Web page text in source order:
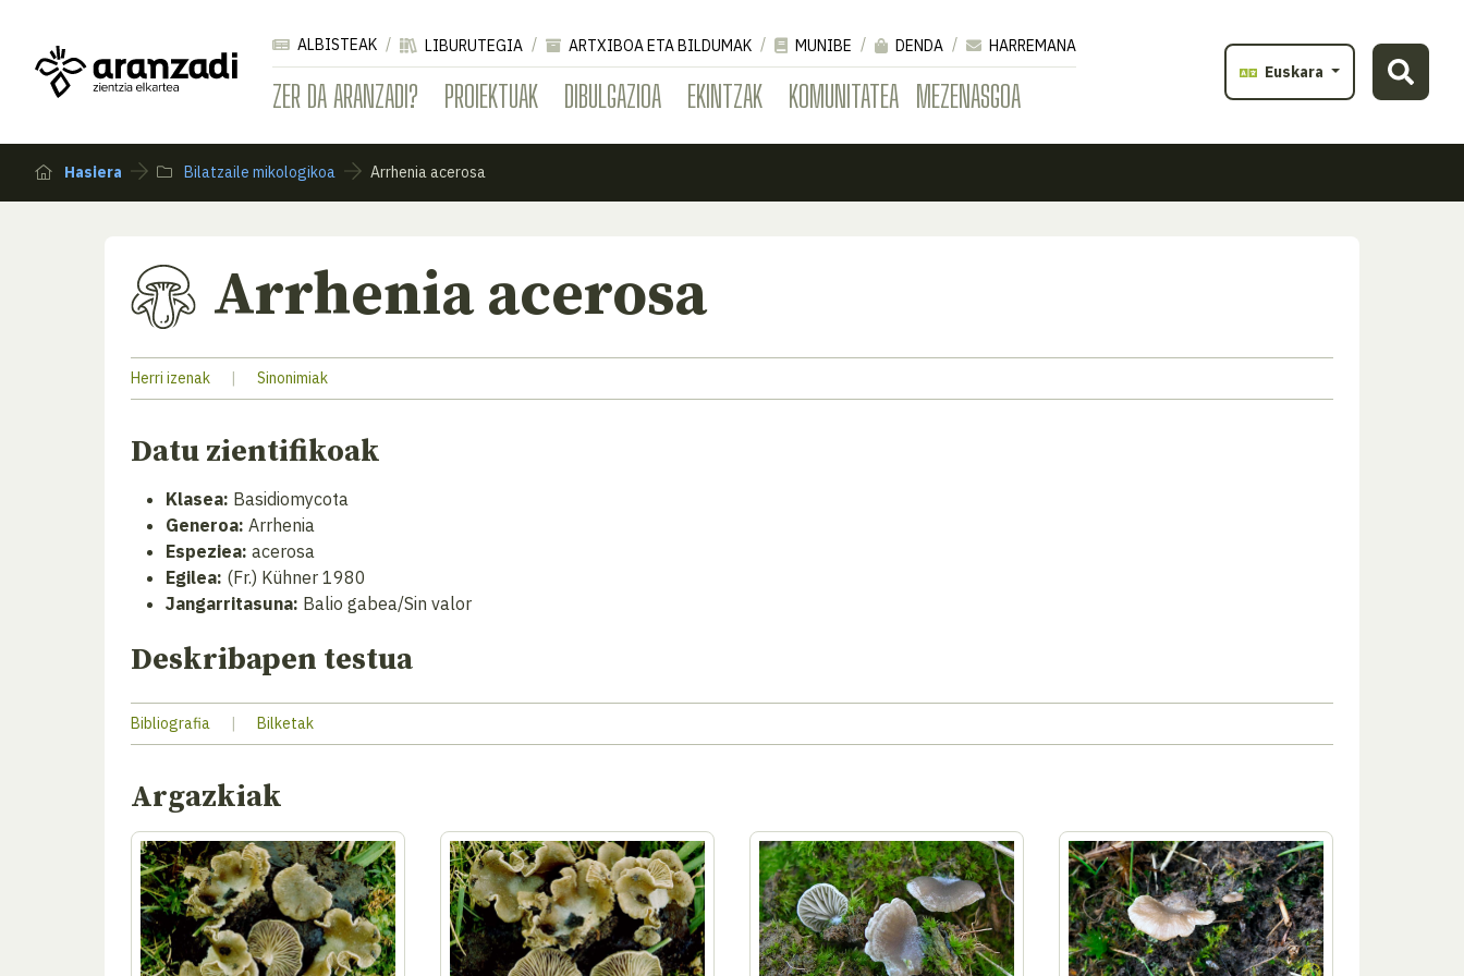
ZER DA ARANZADI? PROIEKTUAK DIBULGAZIOA EKINTZAK KOMUNITATEA MEZENASGOA
ALBISTEAK LIBURUTEGIA ARTXIBOA ETA BILDUMAK MUNIBE DENDA
HARREMANA
Euskara
Hasiera Bilatzaile mikologikoa Arrhenia acerosa
Arrhenia acerosa
Herri izenak | Sinonimiak
Datu zientifikoak
Klasea: Basidiomycota
Generoa: Arrhenia
Espeziea: acerosa
Egilea: (Fr.) Kühner 1980
Jangarritasuna: Balio gabea/Sin valor
Deskribapen testua
Bibliografia | Bilketak
Argazkiak